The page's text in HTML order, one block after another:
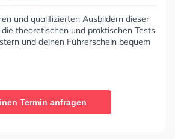
und qualifizierten Ausbildern dieser
theoretischen und praktischen Tests
und deinen Führerschein bequem
Termin anfragen